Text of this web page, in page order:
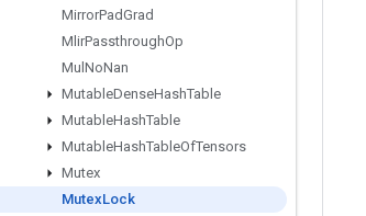
MirrorPadGrad
MlirPassthroughOp
Mul NoNan
MutableDenseHashTable
MutableHashTable
MutableHashTableOfTensors
Mutex
MutexLock